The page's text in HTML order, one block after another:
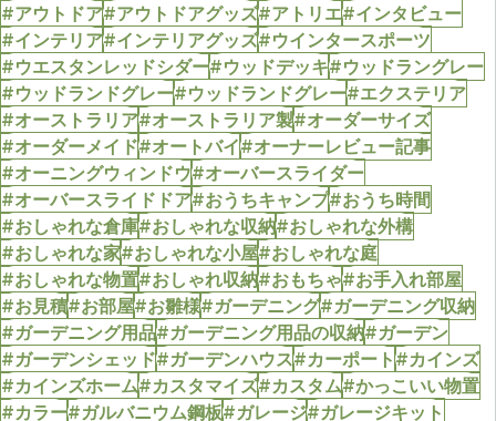
#アウトドア#アウトドアグッズ#アトリエ#インタビュー
#インテリア#インテリアグッズ#ウインタースポーツ
#ウエスタンレッドシダー#ウッドデッキ#ウッドラングレー
#ウッドランドグレー#ウッドランドグレー#エクステリア
#オーストラリア#オーストラリア製#オーダーサイズ
#オーダーメイド#オートバイ#オーナーレビュー記事
#オーニングウィンドウ#オーバースライダー
#オーバースライドドア#おうちキャンプ#おうち時間
#おしゃれな倉庫#おしゃれな収納#おしゃれな外構
#おしゃれな家#おしゃれな小屋#おしゃれな庭
#おしゃれな物置#おしゃれ収納#おもちゃ#お手入れ部屋
#お見積#お部屋#お雛様#ガーデニング#ガーデニング収納
#ガーデニング用品#ガーデニング用品の収納#ガーデン
#ガーデンシェッド#ガーデンハウス#カーポート#カインズ
#カインズホーム#カスタマイズ#カスタム#かっこいい物置
#カラー#ガルバニウム鋼板#ガレージ#ガレージキット